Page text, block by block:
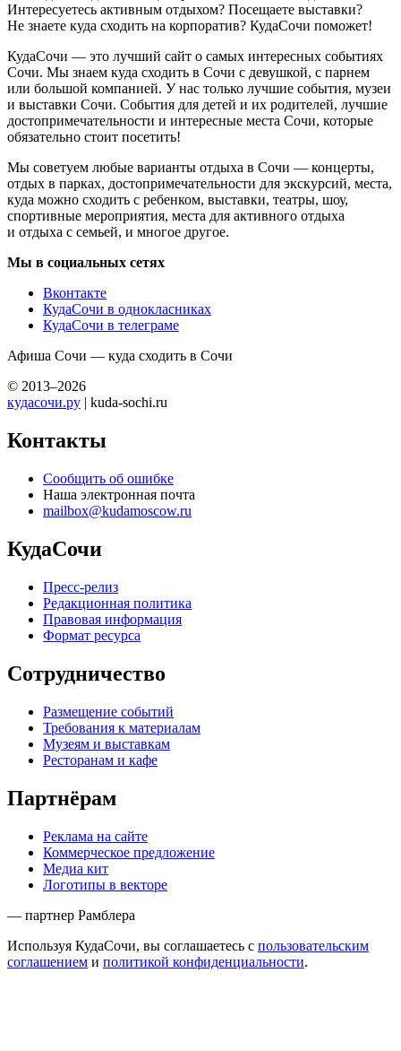
Интересуетесь активным отдыхом? Посещаете выставки?
Не знаете куда сходить на корпоратив? КудаСочи поможет!
КудаСочи — это лучший сайт о самых интересных событиях
Сочи. Мы знаем куда сходить в Сочи с девушкой, с парнем
или большой компанией. У нас только лучшие события, музеи
и выставки Сочи. События для детей и их родителей, лучшие
достопримечательности и интересные места Сочи, которые
обязательно стоит посетить!
Мы советуем любые варианты отдыха в Сочи — концерты,
отдых в парках, достопримечательности для экскурсий, места,
куда можно сходить с ребенком, выставки, театры, шоу,
спортивные мероприятия, места для активного отдыха
и отдыха с семьей, и многое другое.
Мы в социальных сетях
Вконтакте
КудаСочи в однокласниках
КудаСочи в телеграме
Афиша Сочи — куда сходить в Сочи
© 2013–2026
кудасочи.ру | kuda-sochi.ru
Контакты
Сообщить об ошибке
Наша электронная почта
mailbox@kudamoscow.ru
КудаСочи
Пресс-релиз
Редакционная политика
Правовая информация
Формат ресурса
Сотрудничество
Размещение событий
Требования к материалам
Музеям и выставкам
Ресторанам и кафе
Партнёрам
Реклама на сайте
Коммерческое предложение
Медиа кит
Логотипы в векторе
— партнер Рамблера
Используя КудаСочи, вы соглашаетесь с пользовательским
соглашением и политикой конфиденциальности.